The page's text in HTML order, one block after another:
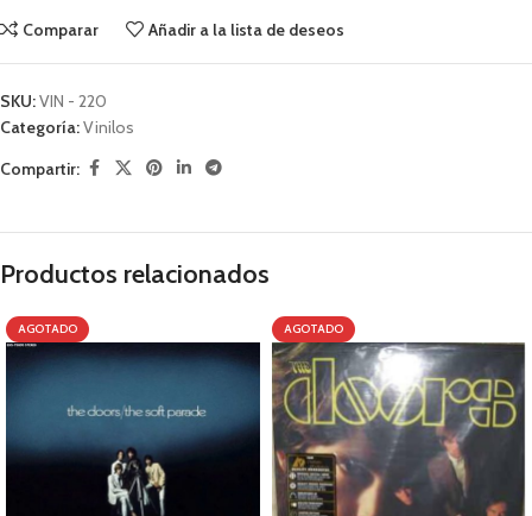
Comparar
Añadir a la lista de deseos
SKU:VIN - 220
Categoría:Vinilos
Compartir:
Productos relacionados
AGOTADO AGOTADO